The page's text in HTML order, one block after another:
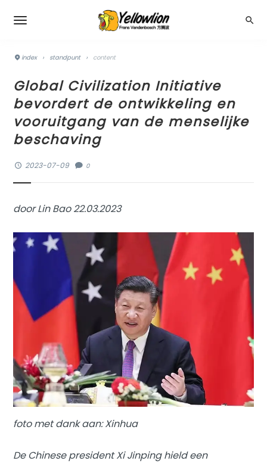
index › standpunt › content
Global Civilization Initiative
bevordert de ontwikkeling en
vooruitgang van de menselijke
beschaving
2023-07-09 0
door Lin Bao 22.03.2023
foto met dank aan: Xinhua
De Chinese president Xi Jinping hield een